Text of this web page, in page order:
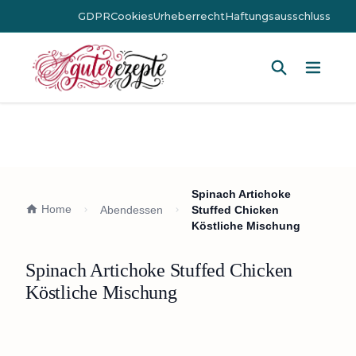
GDPRCookiesUrheberrechtHaftungsausschluss
Home Abendessen
Spinach Artichoke
Stuffed Chicken
Köstliche Mischung
Spinach Artichoke Stuffed Chicken
Köstliche Mischung